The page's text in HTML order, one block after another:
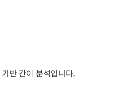
반 간이 분석입니다.